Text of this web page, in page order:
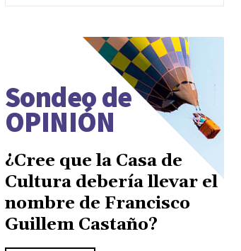
Sondeo de
OPINIÓN
¿Cree que la Casa de
Cultura debería llevar el
nombre de Francisco
Guillem Castaño?